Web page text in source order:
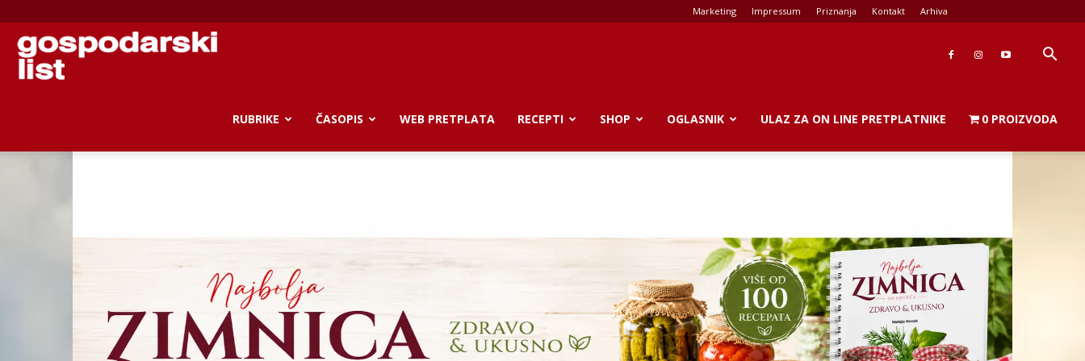
Marketing Impressum Priznanja Kontakt Arhiva
Gospodarski
RUBRIKE ČASOPIS WEB PRETPLATA RECEPTI SHOP OGLASNIK ULAZ ZA ON LINE PRETPLATNIKE 0 PROIZVODA